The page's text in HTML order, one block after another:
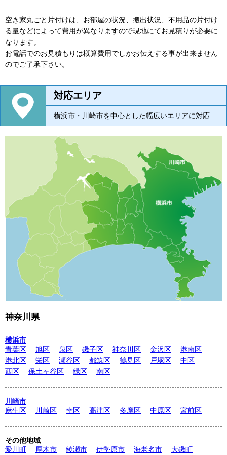
空き家丸ごと片付けは、お部屋の状況、搬出状況、不用品の片付け
る量などによって費用が異なりますので現地にてお見積りが必要に
なります。
お電話でのお見積もりは概算費用でしかお伝えする事が出来ません
のでご了承下さい。
対応エリア
横浜市・川崎市を中心とした幅広いエリアに対応
神奈川県
横浜市
青葉区
旭区 泉区 磯子区 神奈川区 金沢区
港南区
港北区
栄区 瀬谷区 都筑区 鶴見区 戸塚区
中区
西区
保土ヶ谷区 緑区 南区
川崎市
麻生区
川崎区 幸区 高津区 多摩区 中原区 宮前区
その他地域
愛川町
厚木市 綾瀬市 伊勢原市 海老名市
大磯町